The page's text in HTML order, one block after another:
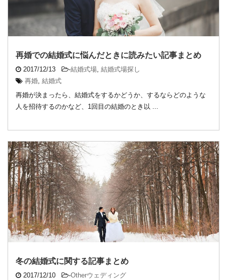
再婚での結婚式に悩んだときに読みたい記事まとめ
2017/12/13 -結婚式場, 結婚式場探し
再婚, 結婚式
再婚が決まったら、結婚式をするかどうか、するならどのような
人を招待するのかなど、1回目の結婚のとき以 ...
冬の結婚式に関する記事まとめ
2017/12/10 -Otherウェディング